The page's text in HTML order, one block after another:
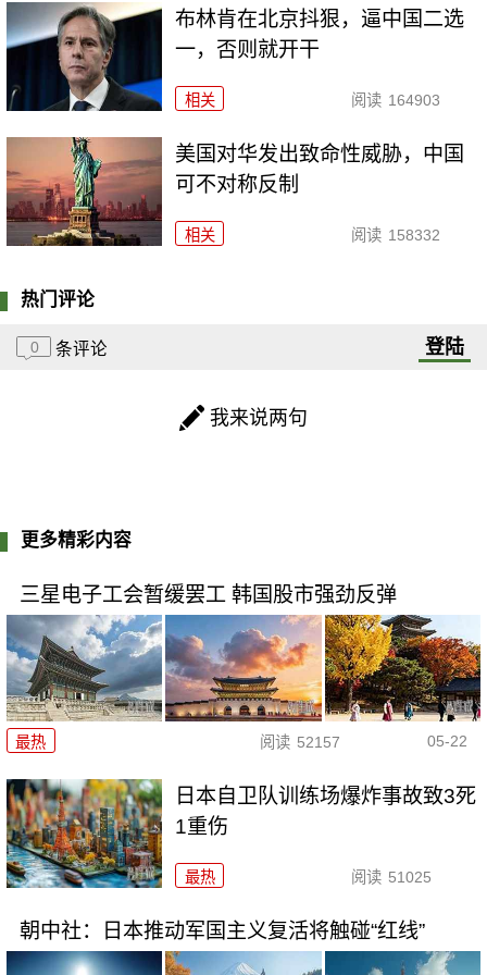
布林肯在北京抖狠，逼中国二选
一，否则就开干
相关 阅读 164903
美国对华发出致命性威胁，中国
可不对称反制
相关 阅读 158332
热门评论
0 条评论 登陆
我来说两句
更多精彩内容
三星电子工会暂缓罢工 韩国股市强劲反弹
最热 阅读 52157 05-22
日本自卫队训练场爆炸事故致3死
1重伤
最热 阅读 51025
朝中社：日本推动军国主义复活将触碰“红线”